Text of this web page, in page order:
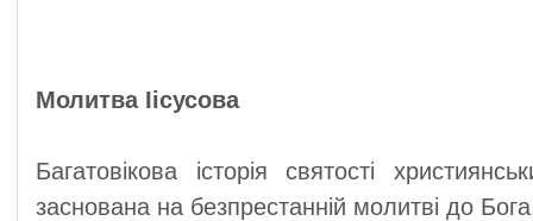
Молитва Іісусова
Багатовікова історія святості
заснована на безпрестанній молитві до